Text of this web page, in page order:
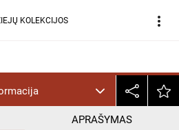
KOLEKCIJOS more_vert
APRAŠYMAS